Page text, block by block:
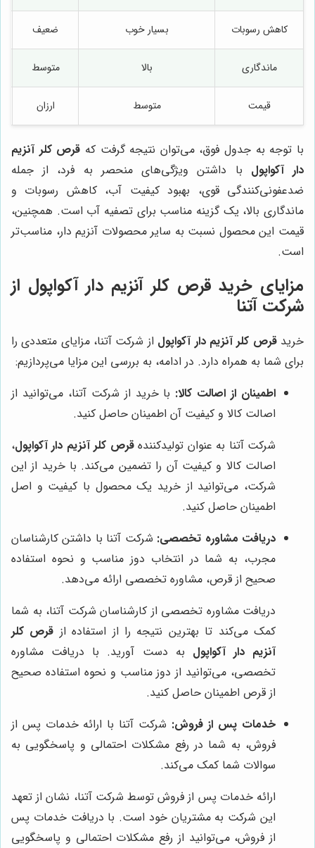
کاهش رسوبات بسیار خوب ضعیف
ماندگاری بالا متوسط
قیمت متوسط ارزان
با توجه به جدول فوق، می‌توان نتیجه گرفت که قرص کلر آنزیم
دار آکواپول با داشتن ویژگی‌های منحصر به فرد، از جمله
ضدعفونی‌کنندگی قوی، بهبود کیفیت آب، کاهش رسوبات و
ماندگاری بالا، یک گزینه مناسب برای تصفیه آب است. همچنین،
قیمت این محصول نسبت به سایر محصولات آنزیم دار، مناسب‌تر
است.
مزایای خرید قرص کلر آنزیم دار آکواپول از
شرکت آتنا
خریدقرص کلر آنزیم دار آکواپول از شرکت آتنا، مزایای متعددی را
برای شما به همراه دارد. در ادامه، به بررسی این مزایا می‌پردازیم:
اطمینان از اصالت کالا: با خرید از شرکت آتنا، می‌توانید از
اصالت کالا و کیفیت آن اطمینان حاصل کنید.
شرکت آتنا به عنوان تولیدکنندهقرص کلر آنزیم دار آکواپول،
اصالت کالا و کیفیت آن را تضمین می‌کند. با خرید از این
شرکت، می‌توانید از خرید یک محصول با کیفیت و اصل
اطمینان حاصل کنید.
دریافت مشاوره تخصصی: شرکت آتنا با داشتن کارشناسان
مجرب، به شما در انتخاب دوز مناسب و نحوه استفاده
صحیح از قرص، مشاوره تخصصی ارائه می‌دهد.
دریافت مشاوره تخصصی از کارشناسان شرکت آتنا، به شما
کمک می‌کند تا بهترین نتیجه را از استفاده از قرص کلر
آنزیم دار آکواپول به دست آورید. با دریافت مشاوره
تخصصی، می‌توانید از دوز مناسب و نحوه استفاده صحیح
از قرص اطمینان حاصل کنید.
خدمات پس از فروش: شرکت آتنا با ارائه خدمات پس از
فروش، به شما در رفع مشکلات احتمالی و پاسخگویی به
سوالات شما کمک می‌کند.
ارائه خدمات پس از فروش توسط شرکت آتنا، نشان از تعهد
این شرکت به مشتریان خود است. با دریافت خدمات پس
از فروش، می‌توانید از رفع مشکلات احتمالی و پاسخگویی